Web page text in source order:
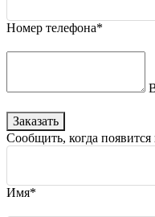
Номер телефона*
Заказать
Сообщить, когда
Имя*